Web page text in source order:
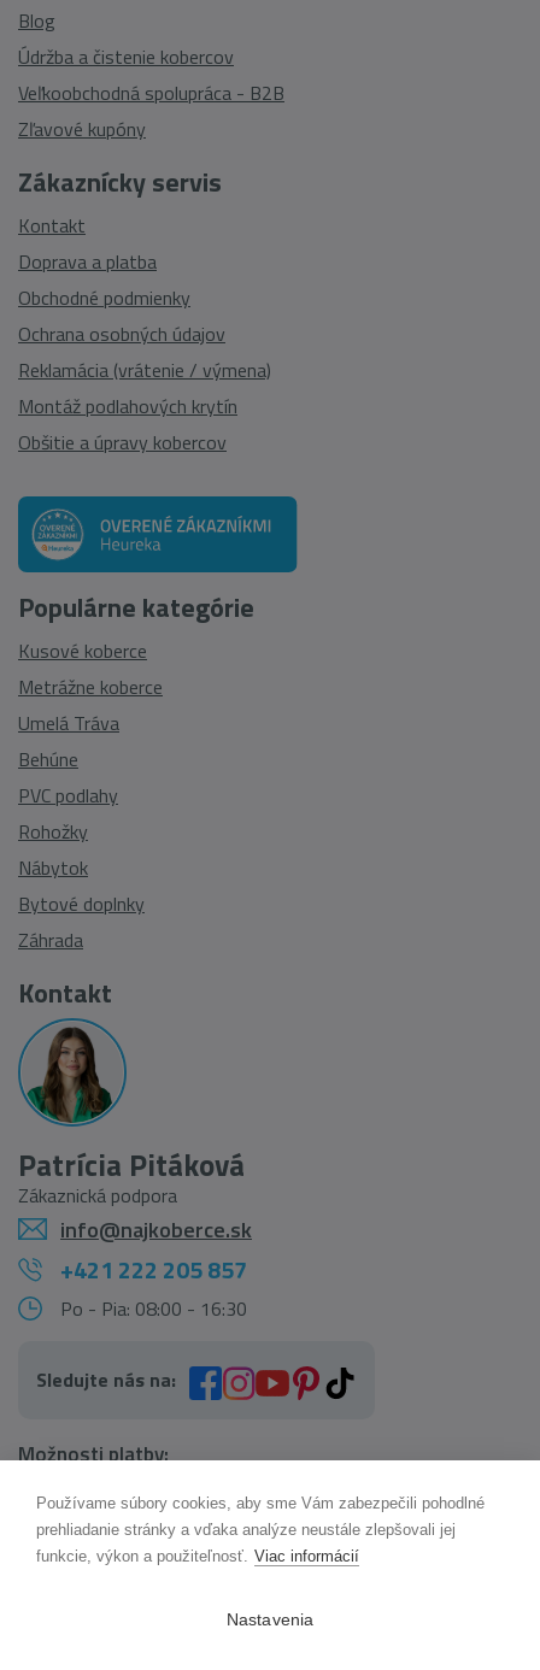
Zákaznícky servis
Kontakt
Doprava a platba
Obchodné podmienky
Ochrana osobných údajov
Reklamácia (vrátenie / výmena)
Montáž podlahových krytín
Obšitie a úpravy kobercov
Blog
Údržba a čistenie kobercov
Veľkoobchodná spolupráca - B2B
Zľavové kupóny
Populárne kategórie
Kusové koberce
Metrážne koberce
Umelá Tráva
Behúne
PVC podlahy
Rohožky
Nábytok
Bytové doplnky
Záhrada
Kontakt
Patrícia Pitáková
Zákaznická podpora
info@najkoberce.sk
+421 222 205 857
Po - Pia: 08:00 - 16:30
Sledujte nás na:
Možnosti platby:
AI pomocník Maxík
Online
Používame súbory cookies, aby sme Vám zabezpečili pohodlné
prehliadanie stránky a vďaka analýze neustále zlepšovali jej
funkcie, výkon a použiteľnosť. Viac informácií
Nastavenia